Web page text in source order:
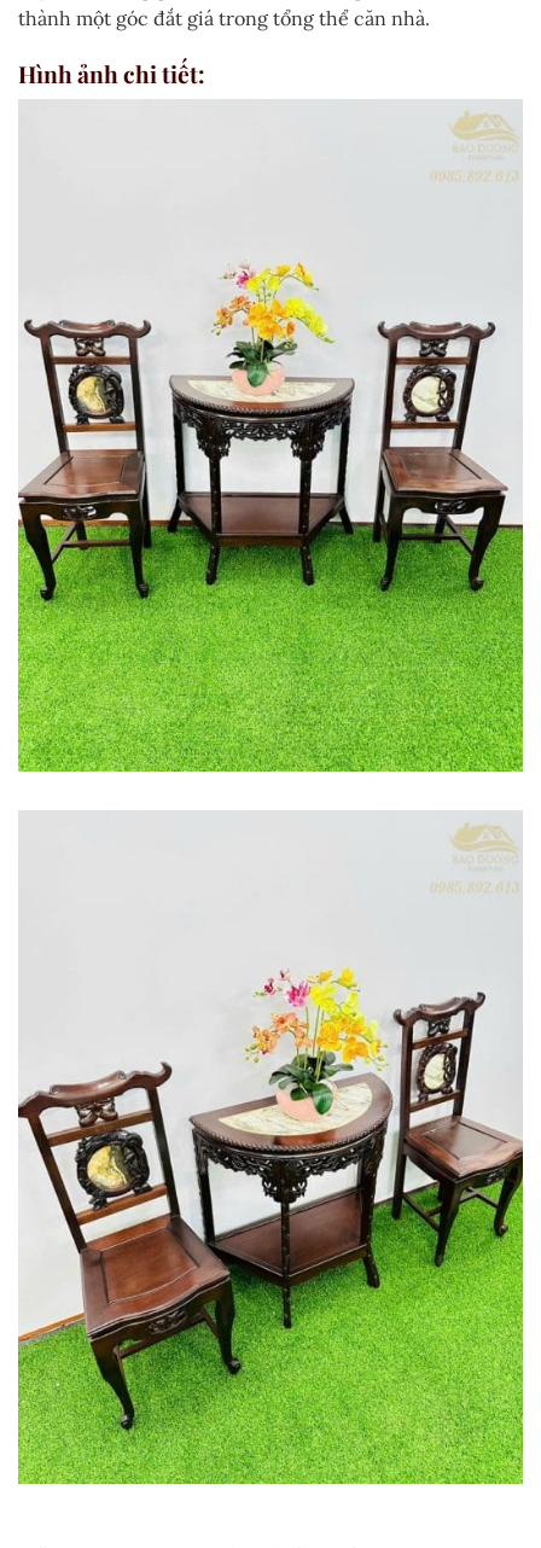
thành một góc đắt giá trong tổng thể căn nhà.
Hình ảnh chi tiết: